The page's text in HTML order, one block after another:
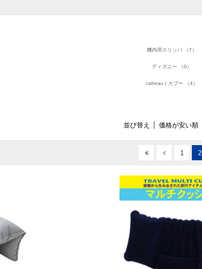
機内用スリッパ （7）
ディズニー （0）
cabeau | カブー （4）
並び替え 価格が安い順
1 2